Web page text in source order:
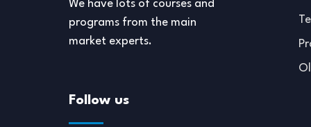
We have lots of courses and
programs from the main
market experts.
Follow us